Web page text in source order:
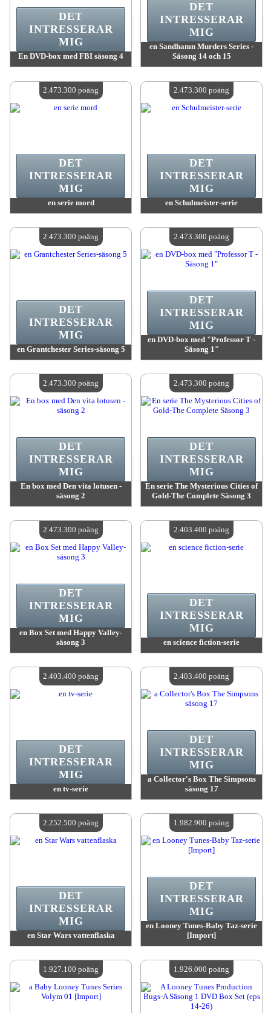
En DVD-box med FBI säsong 4
Antal tillgängliga:4
DET
INTRESSERAR
MIG
en Sandhamn Murders Series -
Säsong 14 och 15
Antal tillgängliga:4
DET
INTRESSERAR
MIG
en serie mord
Antal tillgängliga:4
DET
INTRESSERAR
MIG
2.473.300 poäng
en Schulmeister-serie
Antal tillgängliga:4
DET
INTRESSERAR
MIG
2.473.300 poäng
en Grantchester Series-säsong 5
Antal tillgängliga:4
DET
INTRESSERAR
MIG
2.473.300 poäng
en DVD-box med "Professor T -
Säsong 1"
Antal tillgängliga:4
DET
INTRESSERAR
MIG
2.473.300 poäng
En box med Den vita lotusen -
säsong 2
Antal tillgängliga:4
DET
INTRESSERAR
MIG
2.473.300 poäng
En serie The Mysterious Cities of
Gold-The Complete Säsong 3
Antal tillgängliga:4
DET
INTRESSERAR
MIG
2.473.300 poäng
en Box Set med Happy Valley-
säsong 3
Antal tillgängliga:4
DET
INTRESSERAR
MIG
2.473.300 poäng
en science fiction-serie
Antal tillgängliga:4
DET
INTRESSERAR
MIG
2.403.400 poäng
en tv-serie
Antal tillgängliga:4
DET
INTRESSERAR
MIG
2.403.400 poäng
a Collector's Box The Simpsons
säsong 17
Antal tillgängliga:4
DET
INTRESSERAR
MIG
2.403.400 poäng
en Star Wars vattenflaska
Antal tillgängliga:4
DET
INTRESSERAR
MIG
2.252.500 poäng
en Looney Tunes-Baby Taz-serie
[Import]
Antal tillgängliga:4
DET
INTRESSERAR
MIG
1.982.900 poäng
1.927.100 poäng 1.926.000 poäng